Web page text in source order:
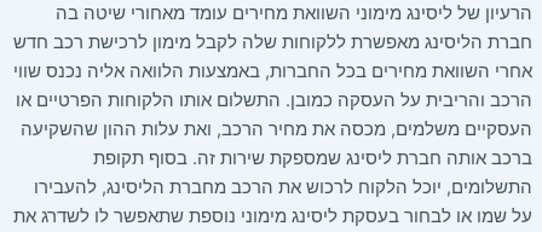
הרעיון של ליסינג מימוני השוואת מחירים עומד מאחורי שיטה בה
חברת הליסינג מאפשרת ללקוחות שלה לקבל מימון לרכישת רכב חדש
אחרי השוואת מחירים בכל החברות, באמצעות הלוואה אליה נכנס שווי
הרכב והריבית על העסקה כמובן. התשלום אותו הלקוחות הפרטיים או
העסקיים משלמים, מכסה את מחיר הרכב, ואת עלות ההון שהשקיעה
ברכב אותה חברת ליסינג שמספקת שירות זה. בסוף תקופת
התשלומים, יוכל הלקוח לרכוש את הרכב מחברת הליסינג, להעבירו
על שמו או לבחור בעסקת ליסינג מימוני נוספת שתאפשר לו לשדרג את